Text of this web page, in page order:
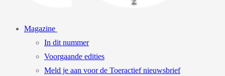
Magazine
In dit nummer
Voorgaande edities
Meld je aan voor de Toeractief nieuwsbrief